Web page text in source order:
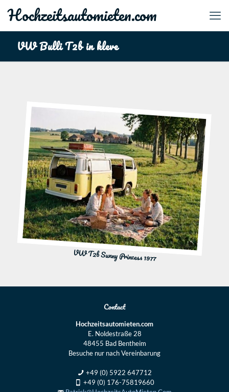
Hochzeitsautomieten.com
VW Bulli T2b in kleve
VW T2b Sunny Princess 1977
Contact
Hochzeitsautomieten.com
E. Noldestraße 28
48455 Bad Bentheim
Besuche nur nach Vereinbarung
+49 (0) 5922 647712
+49 (0) 176-75819660